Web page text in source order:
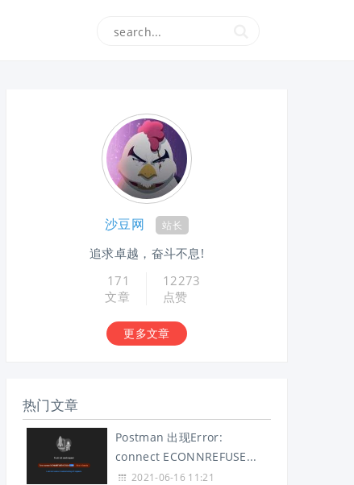
沙豆网 站长
追求卓越，奋斗不息!
171
文章
12273
点赞
更多文章
热门文章
Postman 出现Error:
connect ECONNREFUSE...
2021-06-16 11:21